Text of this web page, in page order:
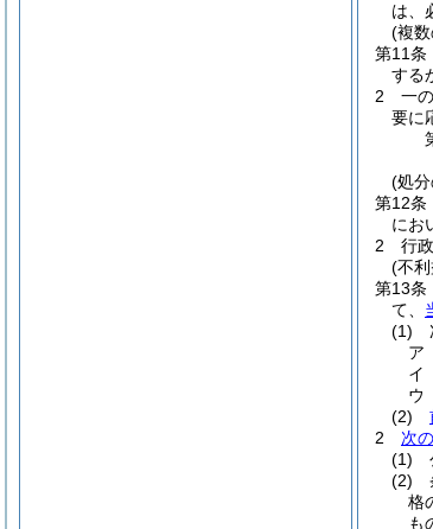
は、
(複
第11条
する
2
一
要に
(処
第12条
にお
2
行
(不
第13条
て、
(1)
ア
イ
ウ
(2)
2
次
(1)
(2)
格
も